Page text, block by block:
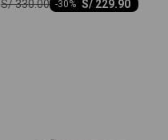
S/ 229.90
-30
S/330.00